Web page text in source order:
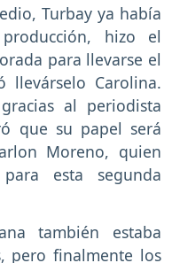
Turbay ya había
hizo el
para llevarse el
llevárselo Carolina.
al periodista
que su papel será
Moreno, quien
esta segunda
también estaba
pero finalmente los